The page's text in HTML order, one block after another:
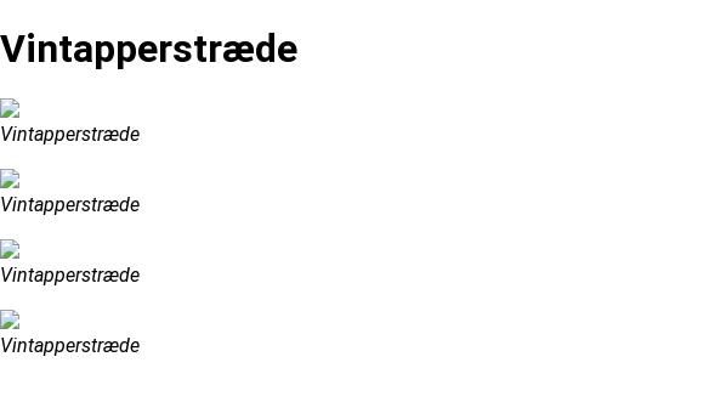
Vintapperstræde
Vintapperstræde
Vintapperstræde
Vintapperstræde
Vintapperstræde